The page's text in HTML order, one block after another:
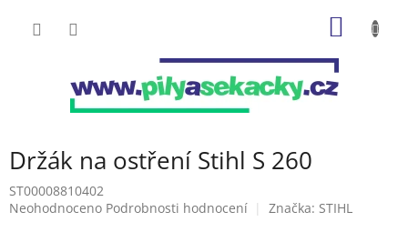
Držák na ostření Stihl S 260
ST00008810402
Průměrné
Neohodnoceno Podrobnosti hodnocení Značka: STIHL